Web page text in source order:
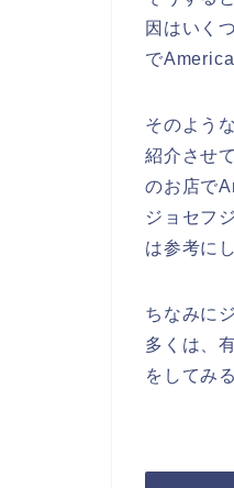
因はいく
で
そのよう
紹介させ
のお店で
ジョセフ
は参考に
ちなみに
多くは、
をしてみ